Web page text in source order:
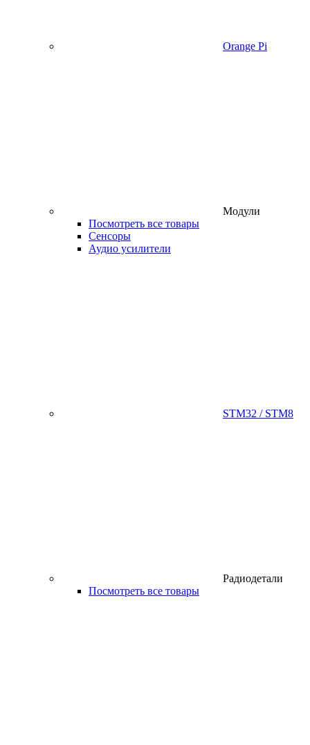
Orange Pi
Модули
Посмотреть все товары
Сенсоры
Аудио усилители
STM32 / STM8
Радиодетали
Посмотреть все товары